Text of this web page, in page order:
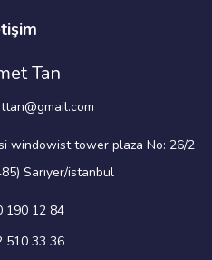
Tan
windowist tower plaza No: 26/2
Sarıyer/istanbul
190 12 84
510 33 36